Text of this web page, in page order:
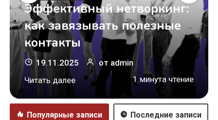
Эффективный нетворкинг:
как завязывать полезные
контакты
19.11.2025 от admin
Читать далее
1 минута чтение
Популярные записи Последние записи